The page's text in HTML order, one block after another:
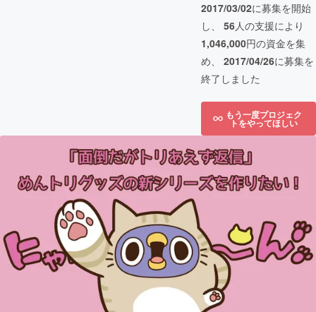
2017/03/02に募集を開始
し、 56人の支援により
1,046,000円の資金を集
め、 2017/04/26に募集を
終了しました
もう一度プロジェク
トをやってほしい